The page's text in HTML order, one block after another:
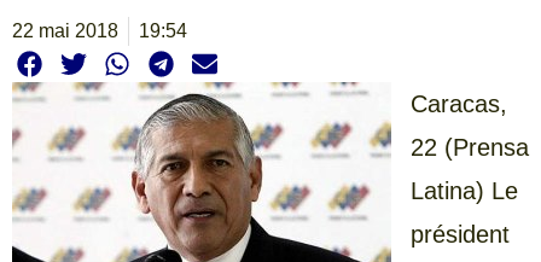
22 mai 2018 19:54
Caracas,
22 (Prensa
Latina) Le
président